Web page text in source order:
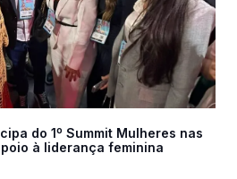
do 1º Summit Mulheres nas
à liderança feminina